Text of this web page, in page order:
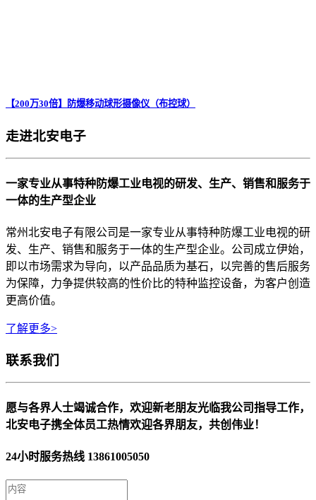
【200万30倍】防爆移动球形摄像仪（布控球）
走进北安电子
一家专业从事特种防爆工业电视的研发、生产、销售和服务于
一体的生产型企业
常州北安电子有限公司是一家专业从事特种防爆工业电视的研
发、生产、销售和服务于一体的生产型企业。公司成立伊始，
即以市场需求为导向，以产品品质为基石，以完善的售后服务
为保障，力争提供较高的性价比的特种监控设备，为客户创造
更高价值。
了解更多>
联系我们
愿与各界人士竭诚合作，欢迎新老朋友光临我公司指导工作，
北安电子携全体员工热情欢迎各界朋友，共创伟业！
24小时服务热线 13861005050